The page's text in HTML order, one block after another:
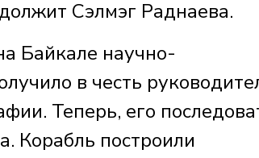
Сэлмэг Раднаева.
Байкале научно-
в честь
Теперь, его
Корабль построили